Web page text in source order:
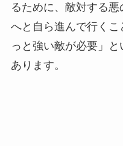
るために、敵対する悪
へと自ら進んで行く
っと強い敵が必要」
あります。